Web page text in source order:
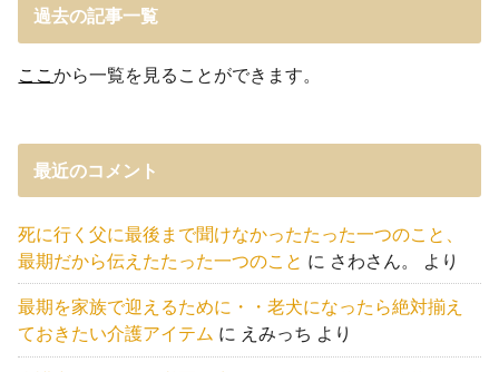
過去の記事一覧
ここから一覧を見ることができます。
最近のコメント
死に行く父に最後まで聞けなかったたった一つのこと、
最期だから伝えたたった一つのこと に さわさん。 より
最期を家族で迎えるために・・老犬になったら絶対揃え
ておきたい介護アイテム に えみっち より